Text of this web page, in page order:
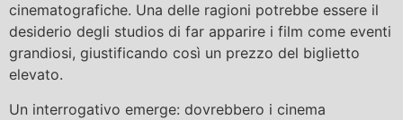
cinematografiche. Una delle ragioni potrebbe essere il
desiderio degli studios di far apparire i film come eventi
grandiosi, giustificando così un prezzo del biglietto
elevato.
Un interrogativo emerge: dovrebbero i cinema